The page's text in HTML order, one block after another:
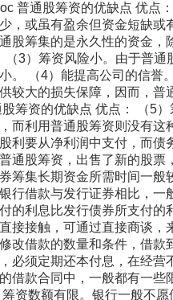
普通股筹资的优缺点 优点
，或虽有盈余但资金短缺
股筹集的是永久性的资金
（3）筹资风险小。由于普
。 （4）能提高公司的信誉
较大的损失保障，因而，
筹资的优缺点 优点： （5
而利用普通股筹资则没有
利要从净利润中支付，而
通股筹资，出售了新的股
筹集长期资金所需时间一
行借款与发行证券相比，一
的利息比发行债券所支付的
接接触，可通过直接商谈
改借款的数量和条件，借
必须定期还本付息，在经营
借款合同中，一般都有一
资数额有限。银行一般不